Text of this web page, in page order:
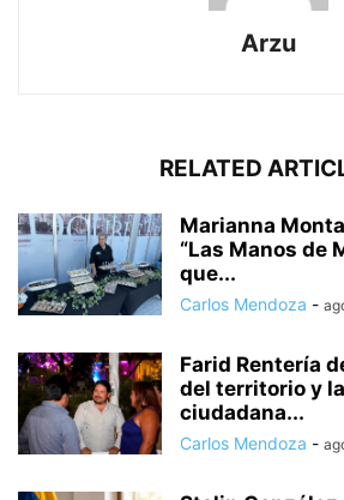
Arzu
RELATED
Marianna
“Las Manos de
que...
Carlos Mendoza -
Farid Rentería
del territorio y
ciudadana...
Carlos Mendoza -